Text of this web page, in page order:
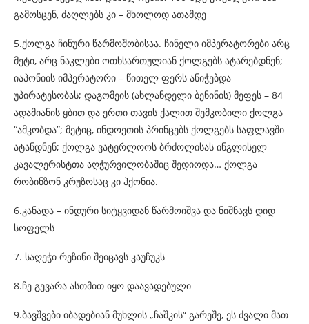
გამოსცენ, ძაღლებს კი – მხოლოდ ათამდე
5.ქოლგა ჩინური წარმოშობისაა. ჩინელი იმპერატორები არც
მეტი, არც ნაკლები ოთხსართულიან ქოლგებს ატარებდნენ;
იაპონიის იმპერატორი – წითელ ფერს ანიჭებდა
უპირატესობას; დაგომეის (ახლანდელი ბენინის) მეფეს – 84
ადამიანის ყბით და ერთი თავის ქალით შემკობილი ქოლგა
“ამკობდა”; მეტიც, ინდოეთის პრინცებს ქოლგებს საფლავში
ატანდნენ; ქოლგა ვატერლოოს ბრძოლისას ინგლისელ
კავალერისტთა აღჭურვილობაშიც შედიოდა… ქოლგა
რობინზონ კრუზოსაც კი ჰქონია.
6.კანადა – ინდური სიტყვიდან წარმოიშვა და ნიშნავს დიდ
სოფელს
7. საღეჭი რეზინი შეიცავს კაუჩუკს
8.ჩე გევარა ასთმით იყო დაავადებული
9.ბავშვები იბადებიან მუხლის „ჩაშკის“ გარეშე, ეს ძვალი მათ